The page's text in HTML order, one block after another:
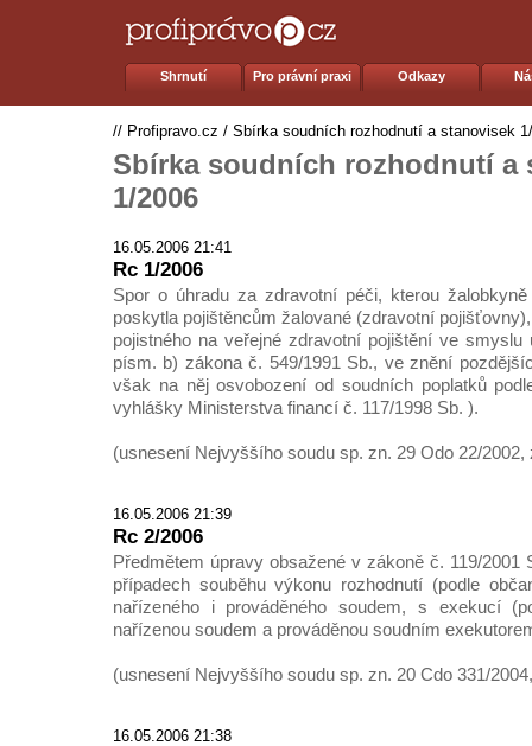
Shrnutí Pro právní praxi Odkazy
// Profipravo.cz / Sbírka soudních rozhodnutí a stanovisek
Sbírka soudních rozhodnutí a
1/2006
16.05.2006 21:41
Rc 1/2006
Spor o úhradu za zdravotní péči, kterou
poskytla pojištěncům žalované (zdravotní
pojistného na veřejné zdravotní pojištění ve
písm. b) zákona č. 549/1991 Sb., ve znění
však na něj osvobození od soudních poplatků
vyhlášky Ministerstva financí č. 117/1998 Sb. ).
(usnesení Nejvyššího soudu sp. zn. 29 Odo 22/2002,
16.05.2006 21:39
Rc 2/2006
Předmětem úpravy obsažené v zákoně č. 119/2001
případech souběhu výkonu rozhodnutí (podle
nařízeného i prováděného soudem, s exekucí
nařízenou soudem a prováděnou soudním
(usnesení Nejvyššího soudu sp. zn. 20 Cdo 331/
16.05.2006 21:38